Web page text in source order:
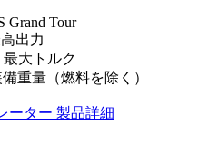
Grand Tour
出力
最大トルク
重量（燃料を除く）
ーター 製品詳細